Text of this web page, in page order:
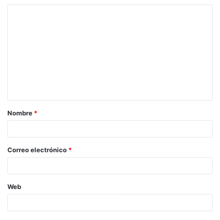
Nombre *
Correo electrónico *
Web